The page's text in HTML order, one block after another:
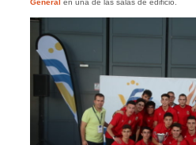
General en una de las salas de edificio.